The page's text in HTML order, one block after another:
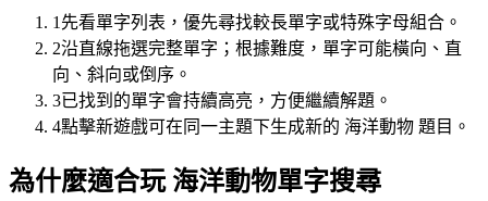
1 先看單字列表，優先尋找較長單字或特殊字母組合。
2沿直線拖選完整單字；根據難度，單字可能橫向、直
向、斜向或倒序。
3已找到的單字會持續高亮，方便繼續解題。
4點擊新遊戲可在同一主題下生成新的 海洋動物 題目。
為什麼適合玩 海洋動物單字搜尋